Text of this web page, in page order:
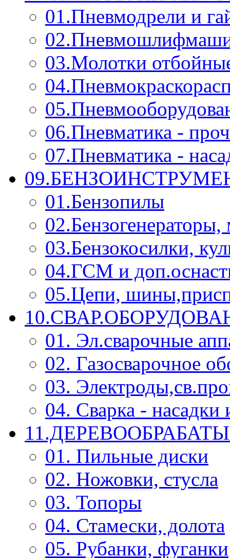
01.Пневмодрели и
03.Молотки
06.Пневматика -
07.Пневматика -
01.Бензопилы
03.Бензокосилки,
04.ГСМ и
05.Цепи,
01. Эл.сварочные
02. Газосварочное
03.
04. Сварка -
01. Пильные диски
02. Ножовки, стусла
03. Топоры
04. Стамески, долота
05. Рубанки, фуганки